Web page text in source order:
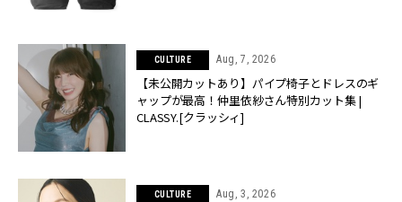
CULTURE Aug, 7, 2026
【未公開カットあり】パイプ椅子とドレスのギ
ャップが最高！仲里依紗さん特別カット集 |
CLASSY.[クラッシィ]
CULTURE Aug, 3, 2026